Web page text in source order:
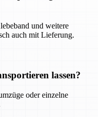
und weitere
auch mit Lieferung.
lassen?
oder einzelne